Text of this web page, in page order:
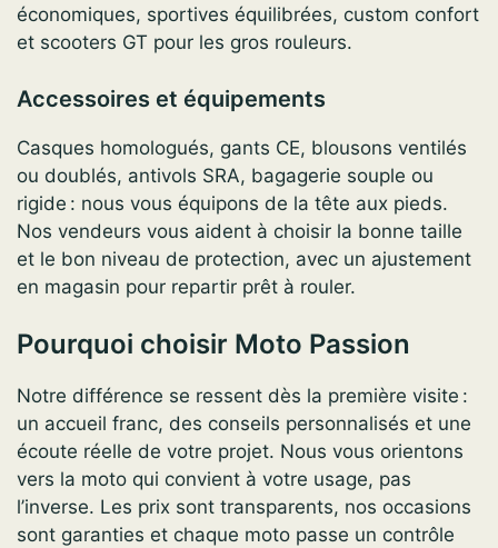
économiques, sportives équilibrées, custom confort
et scooters GT pour les gros rouleurs.
Accessoires et équipements
Casques homologués, gants CE, blousons ventilés
ou doublés, antivols SRA, bagagerie souple ou
rigide : nous vous équipons de la tête aux pieds.
Nos vendeurs vous aident à choisir la bonne taille
et le bon niveau de protection, avec un ajustement
en magasin pour repartir prêt à rouler.
Pourquoi choisir Moto Passion
Notre différence se ressent dès la première visite :
un accueil franc, des conseils personnalisés et une
écoute réelle de votre projet. Nous vous orientons
vers la moto qui convient à votre usage, pas
l’inverse. Les prix sont transparents, nos occasions
sont garanties et chaque moto passe un contrôle